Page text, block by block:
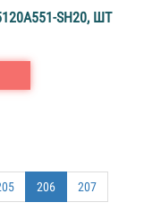
SН20, ШТ
206 207